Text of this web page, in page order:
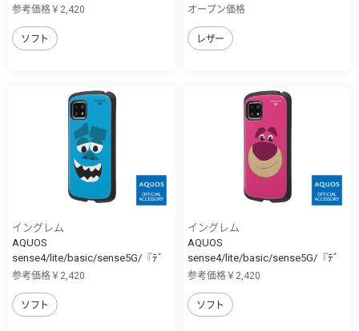
ﾆ...
参考価格￥2,420
ソフト
オープン価格
レザー
イングレム
AQUOS
sense4/lite/basic/sense5G/『ﾃﾞ
ｨ...
参考価格￥2,420
ソフト
イングレム
AQUOS
sense4/lite/basic/sense5G/『ﾃﾞ
ｨ...
参考価格￥2,420
ソフト